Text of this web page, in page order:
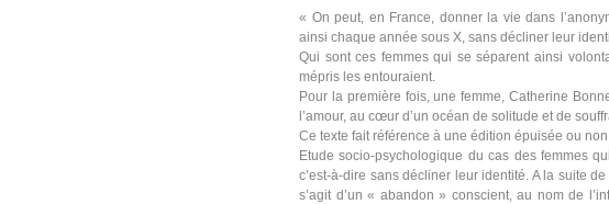
« On peut, en France, donner la vie dans
ainsi chaque année sous X, sans décliner leur
Qui sont ces femmes qui se séparent ainsi
mépris les entouraient.
Pour la première fois, une femme, Catherine
l’amour, au cœur d’un océan de solitude et de
Ce texte fait référence à une édition épuisée ou
Etude socio-psychologique du cas des femmes
c’est-à-dire sans décliner leur identité. A la suite
s’agit d’un « abandon » conscient, au nom de